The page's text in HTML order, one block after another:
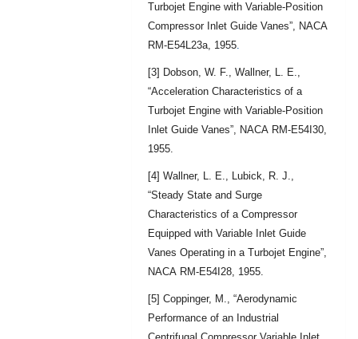
Turbojet Engine with Variable-Position
Compressor Inlet Guide Vanes”, NACA
RM-E54L23a, 1955.
[3] Dobson, W. F., Wallner, L. E.,
“Acceleration Characteristics of a
Turbojet Engine with Variable-Position
Inlet Guide Vanes”, NACA RM-E54I30,
1955.
[4] Wallner, L. E., Lubick, R. J.,
“Steady State and Surge
Characteristics of a Compressor
Equipped with Variable Inlet Guide
Vanes Operating in a Turbojet Engine”,
NACA RM-E54I28, 1955.
[5] Coppinger, M., “Aerodynamic
Performance of an Industrial